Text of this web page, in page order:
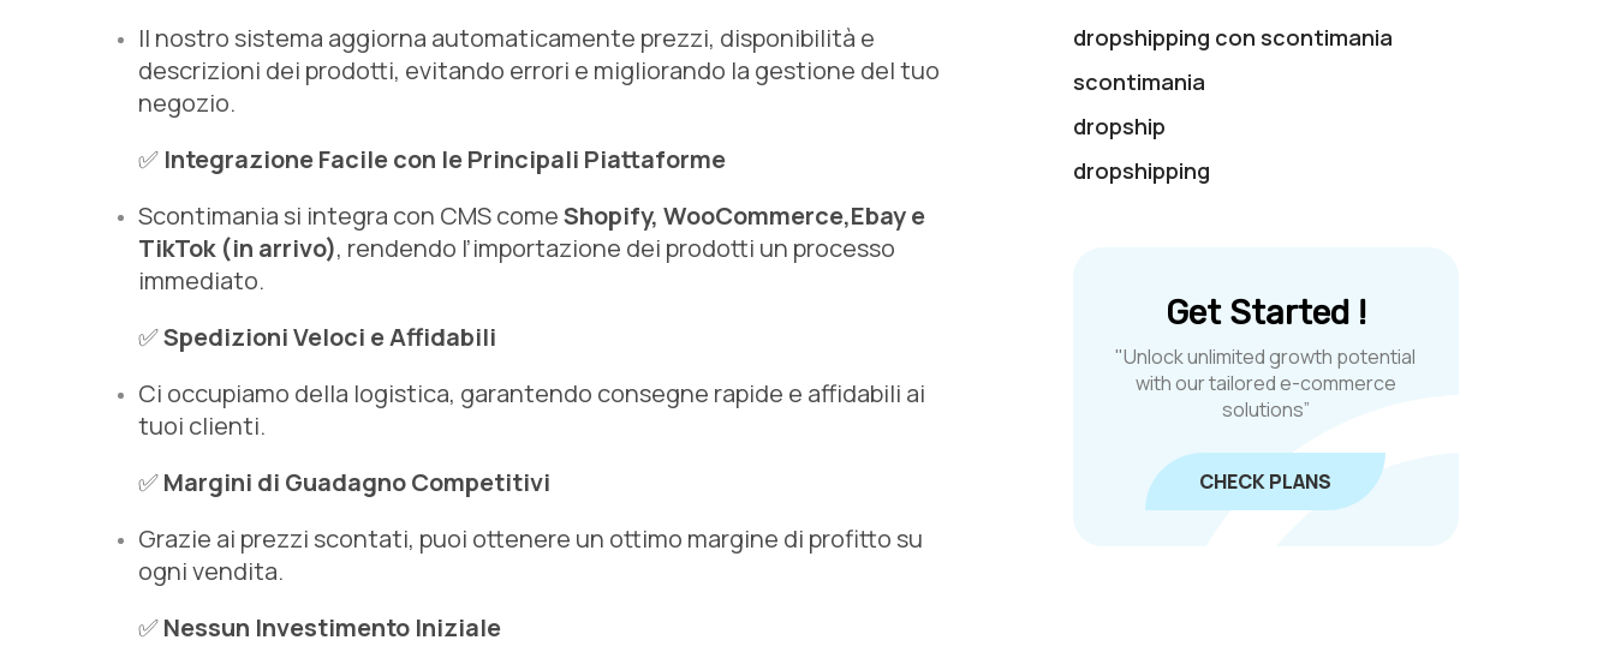
Il nostro sistema aggiorna automaticamente prezzi, disponibilità e
descrizioni dei prodotti, evitando errori e migliorando la gestione del tuo
negozio.
✅ Integrazione Facile con le Principali Piattaforme
Scontimania si integra con CMS comeShopify, WooCommerce,Ebay e
TikTok (in arrivo), rendendo l’importazione dei prodotti un processo
immediato.
✅Spedizioni Veloci e Affidabili
Ci occupiamo della logistica, garantendo consegne rapide e affidabili ai
tuoi clienti.
✅Margini di Guadagno Competitivi
Grazie ai prezzi scontati, puoi ottenere un ottimo margine di profitto su
ogni vendita.
✅Nessun Investimento Iniziale
dropshipping con scontimania
scontimania
dropship
dropshipping
Get Started !
"Unlock unlimited growth potential
with our tailored e-commerce
solutions”
CHECK PLANS